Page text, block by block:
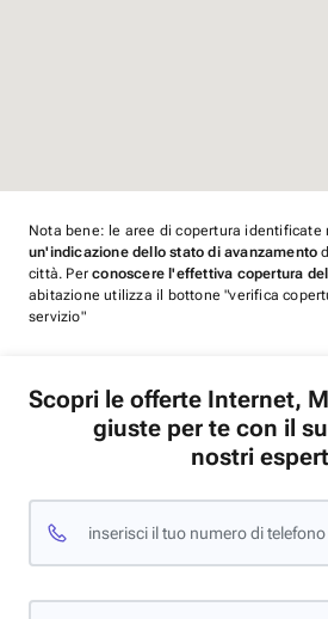
Nota bene: le aree di copertura
un'indicazione dello stato di avanzamento
città. Perconoscere l'effettiva copertura
abitazione utilizza il bottone "verifica
servizio"
Scopri le offerte Internet,
giuste per te con il
nostri
inserisci il tuo numero di telefono